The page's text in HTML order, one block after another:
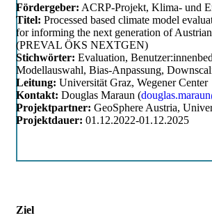
Fördergeber: ACRP-Projekt, Klima- und
Titel: Processed based climate model
for informing the next generation of
(PREVAL ÖKS NEXTGEN)
Stichwörter: Evaluation,
Modellauswahl, Bias-Anpassung,
Leitung: Universität Graz, Wegener Center
Kontakt: Douglas Maraun (
Projektpartner: GeoSphere Austria,
Projektdauer: 01.12.2022-01.12.2025
Ziel